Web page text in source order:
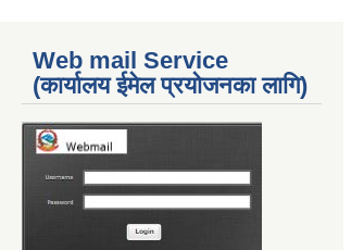
Web mail Service
(कार्यालय ईमेल प्रयोजनका लागि)